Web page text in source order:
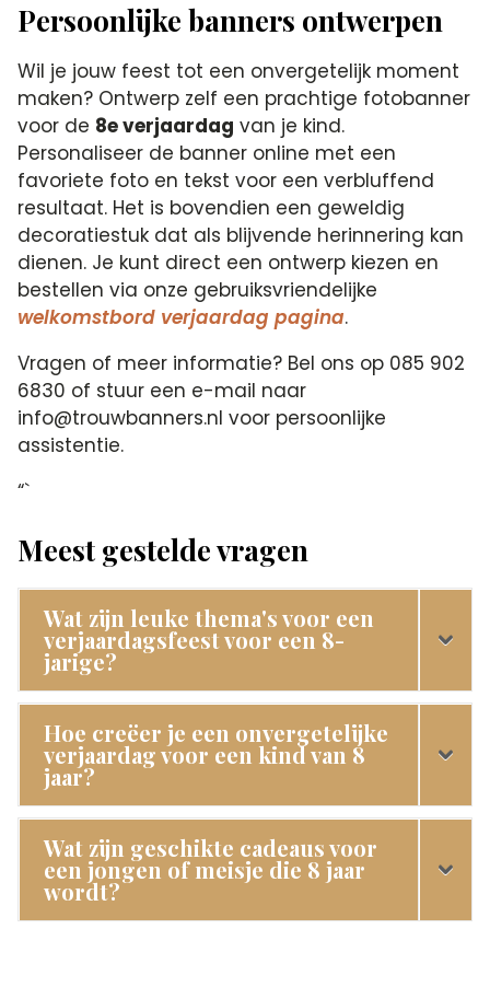
Persoonlijke banners ontwerpen
Wil je jouw feest tot een onvergetelijk moment
maken? Ontwerp zelf een prachtige fotobanner
voor de 8e verjaardag van je kind.
Personaliseer de banner online met een
favoriete foto en tekst voor een verbluffend
resultaat. Het is bovendien een geweldig
decoratiestuk dat als blijvende herinnering kan
dienen. Je kunt direct een ontwerp kiezen en
bestellen via onze gebruiksvriendelijke
welkomstbord verjaardag pagina.
Vragen of meer informatie? Bel ons op 085 902
6830 of stuur een e-mail naar
info@trouwbanners.nl voor persoonlijke
assistentie.
“`
Meest gestelde vragen
Wat zijn leuke thema's voor een
verjaardagsfeest voor een 8-
jarige?
Hoe creëer je een onvergetelijke
verjaardag voor een kind van 8
jaar?
Wat zijn geschikte cadeaus voor
een jongen of meisje die 8 jaar
wordt?